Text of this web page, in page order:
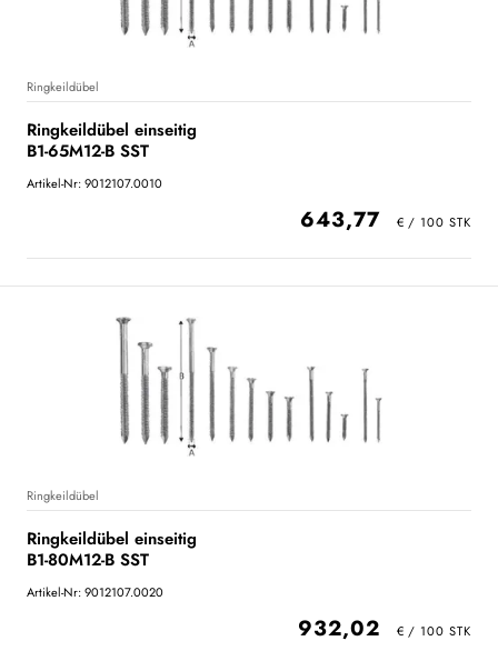
Ringkeildübel
Ringkeildübel einseitig
B1-65M12-B SST
Artikel-Nr: 9012107.0010
643,77
Ringkeildübel
Ringkeildübel einseitig
B1-80M12-B SST
Artikel-Nr: 9012107.0020
932,02